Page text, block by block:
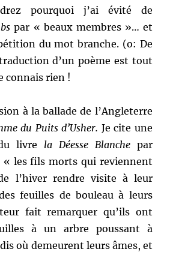
pourquoi j’ai évité de
par « beaux membres »… et
du mot branche. (o: De
d’un poème est tout
connais rien !
à la ballade de l’Angleterre
du Puits d’Usher. Je cite une
livre la Déesse Blanchepar
« les fils morts qui reviennent
l’hiver rendre visite à leur
feuilles de bouleau à leurs
fait remarquer qu’ils ont
à un arbre poussant à
où demeurent leurs âmes, et